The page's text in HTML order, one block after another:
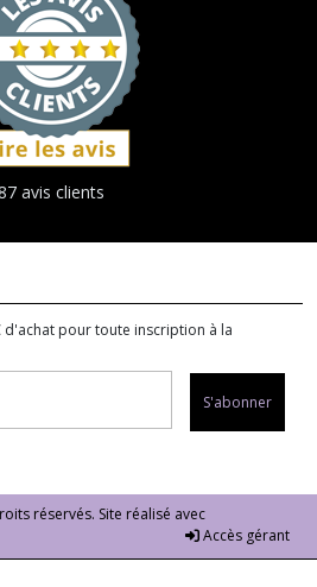
avis clients
pour toute inscription à la
S'abonner
réservés. Site réalisé avec
Accès gérant